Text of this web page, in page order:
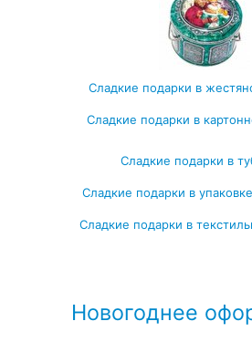
Сладкие подарки в
Сладкие подарки в
Сладкие подарки в
Сладкие подарки в
Сладкие подарки в
Новогоднее